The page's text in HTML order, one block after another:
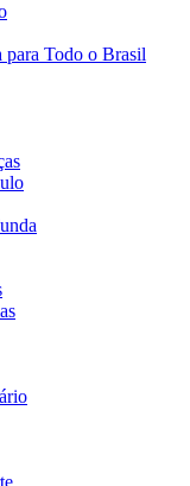
para Todo o Brasil